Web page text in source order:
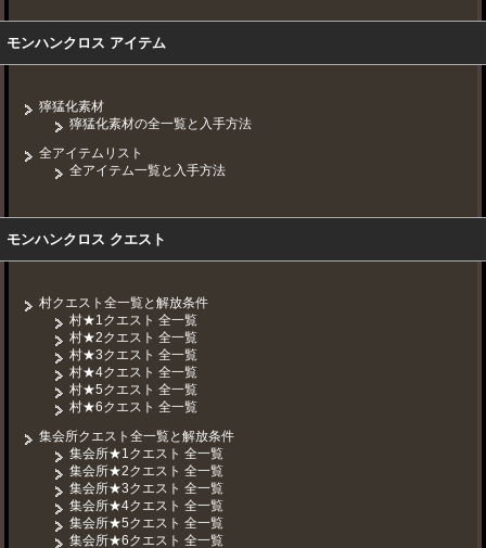
モンハンクロス アイテム
獰猛化素材
獰猛化素材の全一覧と入手方法
全アイテムリスト
全アイテム一覧と入手方法
モンハンクロス クエスト
村クエスト全一覧と解放条件
村★1クエスト 全一覧
村★2クエスト 全一覧
村★3クエスト 全一覧
村★4クエスト 全一覧
村★5クエスト 全一覧
村★6クエスト 全一覧
集会所クエスト全一覧と解放条件
集会所★1クエスト 全一覧
集会所★2クエスト 全一覧
集会所★3クエスト 全一覧
集会所★4クエスト 全一覧
集会所★5クエスト 全一覧
集会所★6クエスト 全一覧